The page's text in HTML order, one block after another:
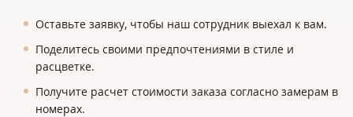
Оставьте заявку, чтобы наш сотрудник выехал к вам.
Поделитесь своими предпочтениями в стиле и
расцветке.
Получите расчет стоимости заказа согласно замерам в
номерах.